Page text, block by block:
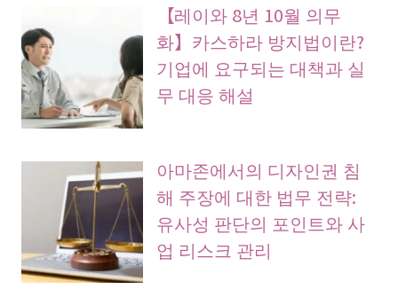
【레이와 8년 10월 의무
화】카스하라 방지법이란?
기업에 요구되는 대책과 실
무 대응 해설
아마존에서의 디자인권 침
해 주장에 대한 법무 전략:
유사성 판단의 포인트와 사
업 리스크 관리